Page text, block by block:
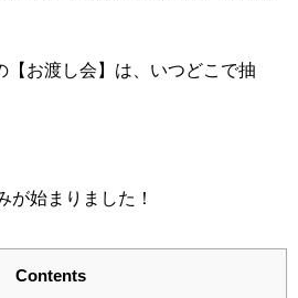
【お渡し会】は、いつどこで抽
が始まりました！
Contents